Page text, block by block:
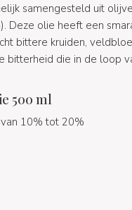
samengesteld uit
Deze olie heeft een
bittere kruiden,
bitterheid die in de loop
500 ml
10% tot 20%